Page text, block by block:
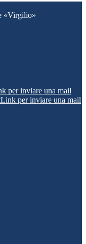
«Virgilio»
per inviare una mail
Link per inviare una mail